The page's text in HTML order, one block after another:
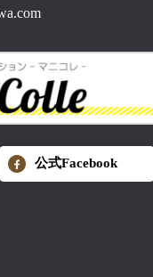
公式Facebook